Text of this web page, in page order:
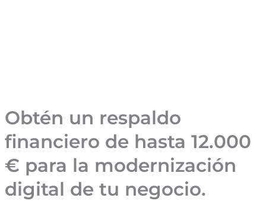
Obtén un respaldo
financiero de hasta 12.000
€ para la modernización
digital de tu negocio.